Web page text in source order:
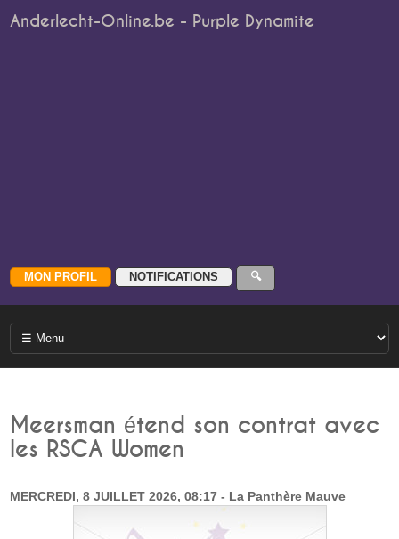
Anderlecht-Online.be - Purple Dynamite
Meersman étend son contrat avec
les RSCA Women
MERCREDI, 8 JUILLET 2026, 08:17 - La Panthère Mauve